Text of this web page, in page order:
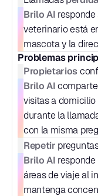
Brilo AI
veterinario está
mascota y la
Problemas
Propietarios
Brilo AI
visitas a domicilio
durante la
con la misma
Repetir
Brilo AI
áreas de viaje al
mantenga